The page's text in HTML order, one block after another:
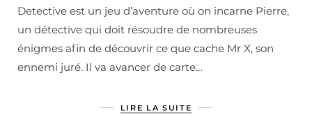
Detective est un jeu d’aventure où on incarne Pierre,
un détective qui doit résoudre de nombreuses
énigmes afin de découvrir ce que cache Mr X, son
ennemi juré. Il va avancer de carte…
LIRE LA SUITE